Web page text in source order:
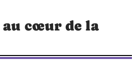
cœur de la